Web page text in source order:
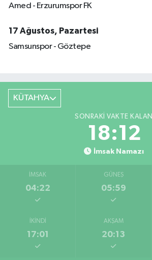
Amed - Erzurumspor FK
17 Ağustos, Pazartesi
Samsunspor - Göztepe
KÜTAHYA
SONRAKI VAKTE KALAN
18:11
İmsak Namazı
İMSAK
04:22
GÜNEŞ
05:59
İKINDI
17:01
AKŞAM
20:13